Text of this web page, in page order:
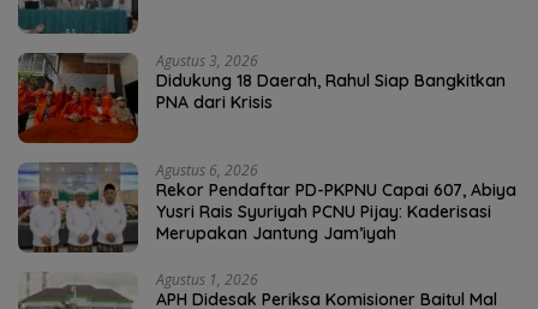
Agustus 3, 2026
Didukung 18 Daerah, Rahul Siap Bangkitkan
PNA dari Krisis
Agustus 6, 2026
Rekor Pendaftar PD-PKPNU Capai 607, Abiya
Yusri Rais Syuriyah PCNU Pijay: Kaderisasi
Merupakan Jantung Jam’iyah
Agustus 1, 2026
APH Didesak Periksa Komisioner Baitul Mal